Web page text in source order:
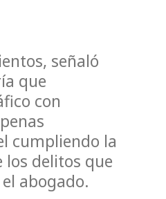
señaló
que
con
cumpliendo la
los delitos que
abogado.